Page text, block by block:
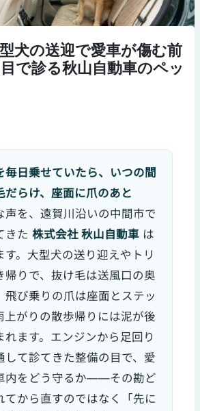
型犬の送迎で愛車が傷む前
で診る秋山自動車のペッ
毎日乗せていたら、いつの間
だらけ、座面に爪のあと
声を、遠賀川沿いの中間市で
きた株式会社 秋山自動車 は
す。大型犬の送り迎えやトリ
帰りで、抜け毛は送風口の奥
飛び乗りの爪は座面とステッ
上がりの散歩帰りには泥が後
れます。エンジンから足回り
して診てきた整備の目で、愛
内をどう守るか——その勘ど
てから直すのではなく「先に